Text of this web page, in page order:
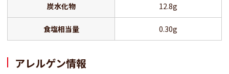
炭水化物 12.8g
食塩相当量 0.30g
アレルゲン情報